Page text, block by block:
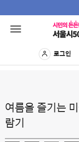
Toggle
로그인
여름을 즐기는
람기